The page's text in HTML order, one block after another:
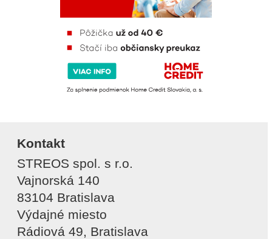
Kontakt
STREOS spol. s r.o.
Vajnorská 140
83104 Bratislava
Výdajné miesto
Rádiová 49, Bratislava